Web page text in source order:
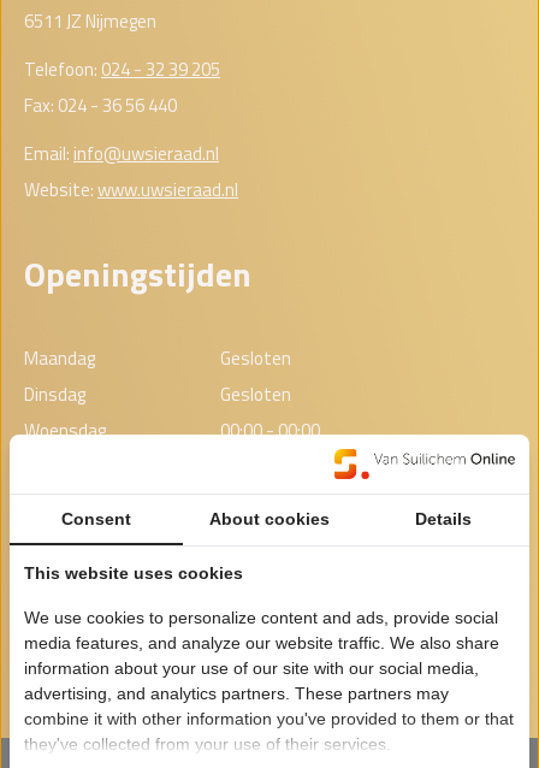
6511 JZ Nijmegen
Telefoon: 024 - 32 39 205
Fax: 024 - 36 56 440
Email: info@uwsieraad.nl
Website:www.uwsieraad.nl
Openingstijden
Maandag
Gesloten
Dinsdag
Gesloten
Woensdag
00:00 - 00:00
Vrijdag
00:00 - 00:00
Zaterdag
00:00 - 00:00
Zondag
Gesloten
Wij werken op afspraak. U kunt een e-mail sturen voor het
maken van een afspraak, dan nemen we contact met u op. Bij
openingstijden meer informatie.
Consent About cookies Details
This website uses cookies
We use cookies to personalize content and ads, provide social
media features, and analyze our website traffic. We also share
information about your use of our site with our social media,
advertising, and analytics partners. These partners may
combine it with other information you've provided to them or that
they've collected from your use of their services.